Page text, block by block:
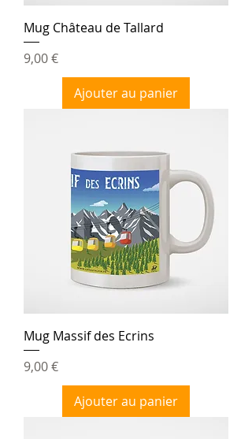
Mug Château de Tallard
Prix
9,00 €
Ajouter au panier
Mug Massif des Ecrins
Prix
9,00 €
Ajouter au panier